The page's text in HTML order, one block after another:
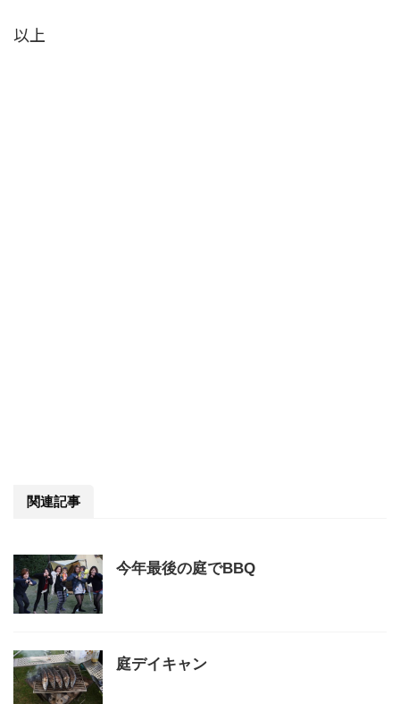
以上
関連記事
今年最後の庭でBBQ
庭デイキャン